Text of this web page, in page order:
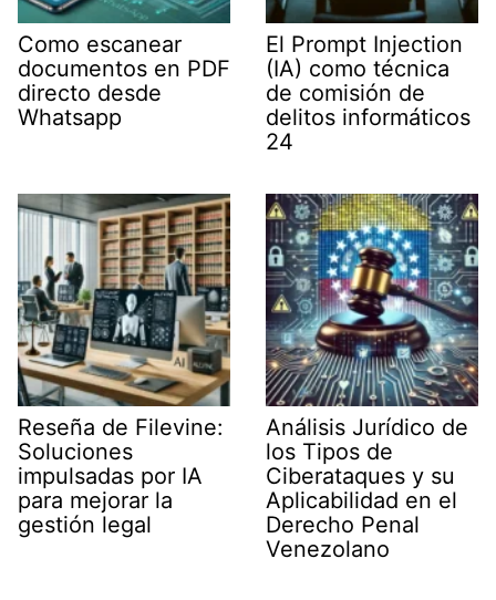
Como escanear
documentos en PDF
directo desde
Whatsapp
El Prompt Injection
(IA) como técnica
de comisión de
delitos informáticos
24
Reseña de Filevine:
Soluciones
impulsadas por IA
para mejorar la
gestión legal
Análisis Jurídico de
los Tipos de
Ciberataques y su
Aplicabilidad en el
Derecho Penal
Venezolano